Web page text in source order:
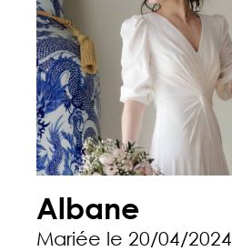
Albane
Mariée le 20/04/2024